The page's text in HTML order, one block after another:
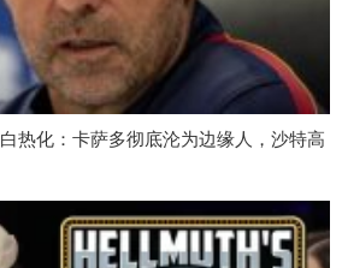
热化：卡萨多彻底沦为边缘人，沙特高